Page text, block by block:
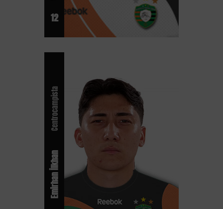
12
Emirhan İlkhan
Centrocampista